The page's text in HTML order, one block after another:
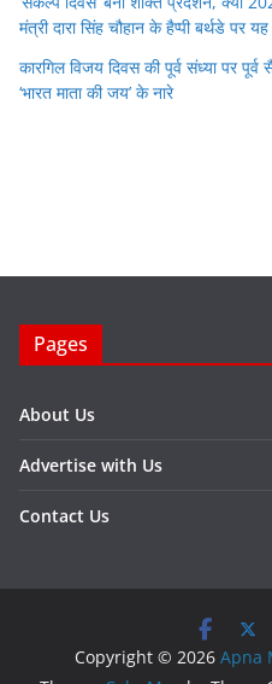
मंत्री दारा सिंह चौहान के हैप्पी बर्थडे पर
कारगिल विजय दिवस की पूर्व संध्या पर पूर्व
‘भारत माता की जय’ के नारे
Pages
About Us
Advertise with Us
Contact Us
Copyright © 2026 Apna